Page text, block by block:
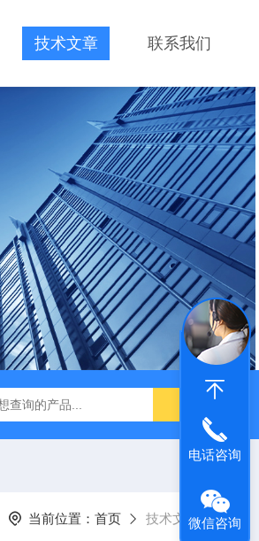
技术文章 联系我们
低温交变试验箱daohan冷热交变测试箱
当前位置： 首页 技术文章
电话咨询
微信咨询